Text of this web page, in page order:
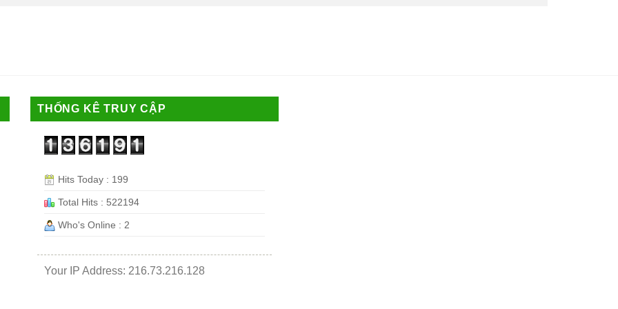
THỐNG KÊ TRUY CẬP
Hits Today : 199
Total Hits : 522194
Who's Online : 2
Your IP Address: 216.73.216.128